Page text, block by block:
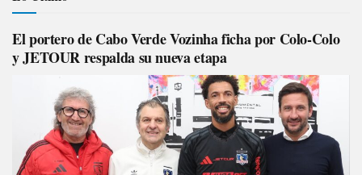
El portero de Cabo Verde Vozinha ficha por Colo-Colo
y JETOUR respalda su nueva etapa